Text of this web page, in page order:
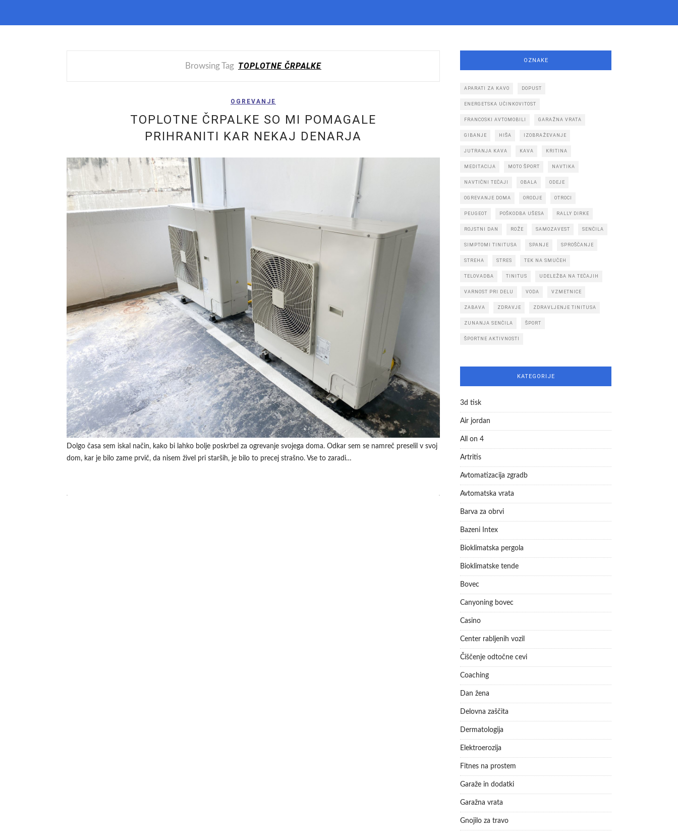
Browsing Tag TOPLOTNE ČRPALKE
OGREVANJE
TOPLOTNE ČRPALKE SO MI POMAGALE
PRIHRANITI KAR NEKAJ DENARJA
Dolgo časa sem iskal način, kako bi lahko bolje poskrbel za ogrevanje svojega doma. Odkar sem se namreč preselil v svoj
dom, kar je bilo zame prvič, da nisem živel pri starših, je bilo to precej strašno. Vse to zaradi…
OZNAKE
APARATI ZA KAVO DOPUST
ENERGETSKA UČINKOVITOST
FRANCOSKI AVTOMOBILI GARAŽNA VRATA
GIBANJE HIŠA IZOBRAŽEVANJE
JUTRANJA KAVA KAVA KRITINA
MEDITACIJA MOTO ŠPORT NAVTIKA
NAVTIČNI TEČAJI OBALA ODEJE
OGREVANJE DOMA ORODJE OTROCI
PEUGEOT POŠKODBA UŠESA RALLY DIRKE
ROJSTNI DAN ROŽE SAMOZAVEST SENČILA
SIMPTOMI TINITUSA SPANJE SPROŠČANJE
STREHA STRES TEK NA SMUČEH
TELOVADBA TINITUS UDELEŽBA NA TEČAJIH
VARNOST PRI DELU VODA VZMETNICE
ZABAVA ZDRAVJE ZDRAVLJENJE TINITUSA
ZUNANJA SENČILA ŠPORT
ŠPORTNE AKTIVNOSTI
KATEGORIJE
3d tisk
Air jordan
All on 4
Artritis
Avtomatizacija zgradb
Avtomatska vrata
Barva za obrvi
Bazeni Intex
Bioklimatska pergola
Bioklimatske tende
Bovec
Canyoning bovec
Casino
Center rabljenih vozil
Čiščenje odtočne cevi
Coaching
Dan žena
Delovna zaščita
Dermatologija
Elektroerozija
Fitnes na prostem
Garaže in dodatki
Garažna vrata
Gnojilo za travo